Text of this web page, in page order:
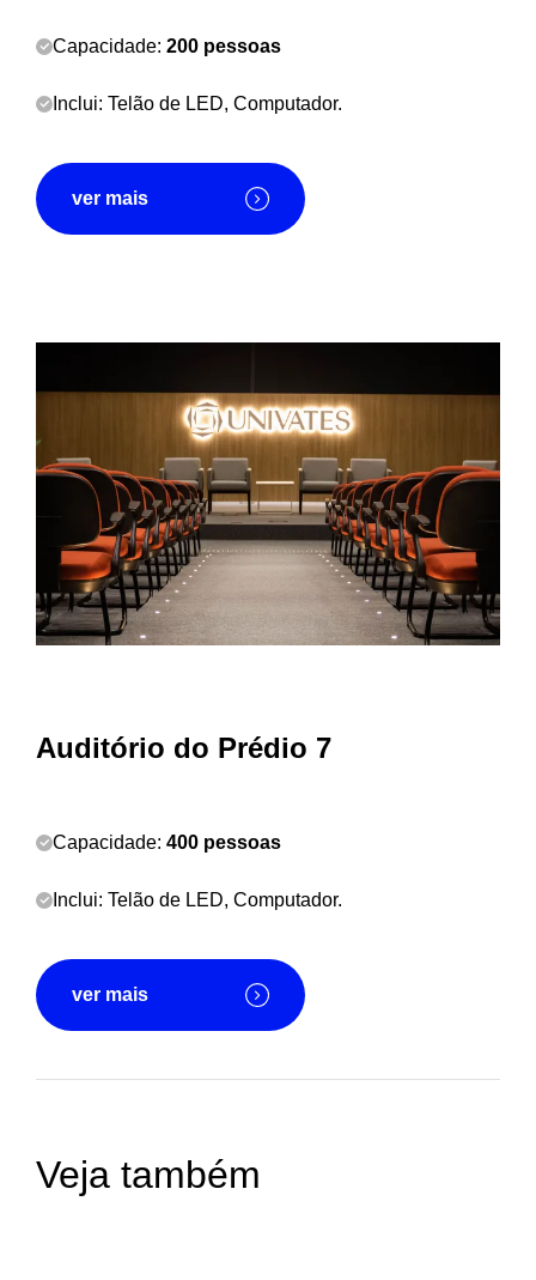
Capacidade: 200 pessoas
Inclui: Telão de LED, Computador.
ver mais
Auditório do Prédio 7
Capacidade: 400 pessoas
Inclui: Telão de LED, Computador.
ver mais
Veja também
Auditórios